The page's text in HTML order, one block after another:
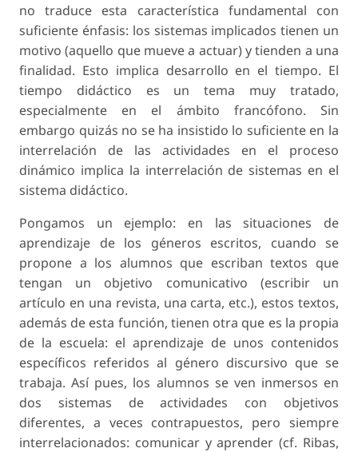
no traduce esta característica fundamental con
suficiente énfasis: los sistemas implicados tienen un
motivo (aquello que mueve a actuar) y tienden a una
finalidad. Esto implica desarrollo en el tiempo. El
tiempo didáctico es un tema muy tratado,
especialmente en el ámbito francófono. Sin
embargo quizás no se ha insistido lo suficiente en la
interrelación de las actividades en el proceso
dinámico implica la interrelación de sistemas en el
sistema didáctico.
Pongamos un ejemplo: en las situaciones de
aprendizaje de los géneros escritos, cuando se
propone a los alumnos que escriban textos que
tengan un objetivo comunicativo (escribir un
artículo en una revista, una carta, etc.), estos textos,
además de esta función, tienen otra que es la propia
de la escuela: el aprendizaje de unos contenidos
específicos referidos al género discursivo que se
trabaja. Así pues, los alumnos se ven inmersos en
dos sistemas de actividades con objetivos
diferentes, a veces contrapuestos, pero siempre
interrelacionados: comunicar y aprender (cf. Ribas,